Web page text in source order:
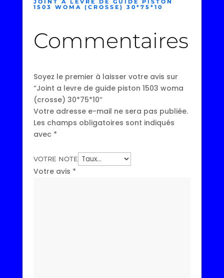
JOINT A LEVRE DE GUIDE PISTON
1503 WOMA (CROSSE) 30*75*10
Commentaires
Soyez le premier à laisser votre avis sur
“Joint a levre de guide piston 1503 woma
(crosse) 30*75*10”
Votre adresse e-mail ne sera pas publiée.
Les champs obligatoires sont indiqués
avec *
VOTRE NOTE
Votre avis *